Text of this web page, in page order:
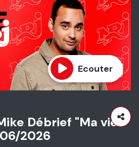
Ecouter
Débrief "Ma vie
2026